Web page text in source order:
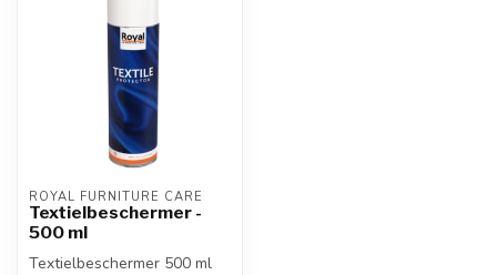
ROYAL FURNITURE CARE
Textielbeschermer -
500 ml
Textielbeschermer 500 ml